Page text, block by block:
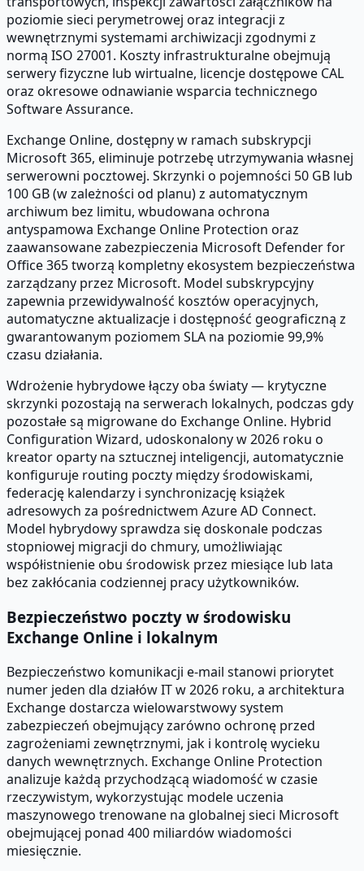
poziomie sieci perymetrowej oraz integracji z
wewnętrznymi systemami archiwizacji zgodnymi z
normą ISO 27001. Koszty infrastrukturalne obejmują
serwery fizyczne lub wirtualne, licencje dostępowe CAL
oraz okresowe odnawianie wsparcia technicznego
Software Assurance.
Exchange Online, dostępny w ramach subskrypcji
Microsoft 365, eliminuje potrzebę utrzymywania własnej
serwerowni pocztowej. Skrzynki o pojemności 50 GB lub
100 GB (w zależności od planu) z automatycznym
archiwum bez limitu, wbudowana ochrona
antyspamowa Exchange Online Protection oraz
zaawansowane zabezpieczenia Microsoft Defender for
Office 365 tworzą kompletny ekosystem bezpieczeństwa
zarządzany przez Microsoft. Model subskrypcyjny
zapewnia przewidywalność kosztów operacyjnych,
automatyczne aktualizacje i dostępność geograficzną z
gwarantowanym poziomem SLA na poziomie 99,9%
czasu działania.
Wdrożenie hybrydowe łączy oba światy — krytyczne
skrzynki pozostają na serwerach lokalnych, podczas gdy
pozostałe są migrowane do Exchange Online. Hybrid
Configuration Wizard, udoskonalony w 2026 roku o
kreator oparty na sztucznej inteligencji, automatycznie
konfiguruje routing poczty między środowiskami,
federację kalendarzy i synchronizację książek
adresowych za pośrednictwem Azure AD Connect.
Model hybrydowy sprawdza się doskonale podczas
stopniowej migracji do chmury, umożliwiając
współistnienie obu środowisk przez miesiące lub lata
bez zakłócania codziennej pracy użytkowników.
Bezpieczeństwo poczty w środowisku
Exchange Online i lokalnym
Bezpieczeństwo komunikacji e-mail stanowi priorytet
numer jeden dla działów IT w 2026 roku, a architektura
Exchange dostarcza wielowarstwowy system
zabezpieczeń obejmujący zarówno ochronę przed
zagrożeniami zewnętrznymi, jak i kontrolę wycieku
danych wewnętrznych. Exchange Online Protection
analizuje każdą przychodzącą wiadomość w czasie
rzeczywistym, wykorzystując modele uczenia
maszynowego trenowane na globalnej sieci Microsoft
obejmującej ponad 400 miliardów wiadomości
miesięcznie.